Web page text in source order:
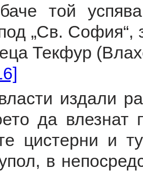
той
„Св. София“,
Текфур
издали
да влезнат
цистерни и
в